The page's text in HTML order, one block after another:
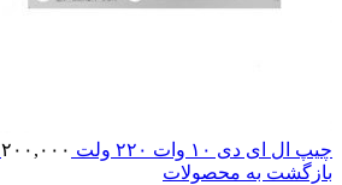
چیپ ال ای دی ۱۰ وات ۲۲۰ ولت COB ۲۰۰,۰۰۰
بازگشت به محصولات